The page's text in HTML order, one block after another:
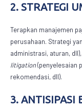
2. STRATEGI
Terapkan manajemen
perusahaan. Strategi
administrasi, aturan, dll),
litigation(penyelesaian
rekomendasi, dll).
3. ANTISIPASI